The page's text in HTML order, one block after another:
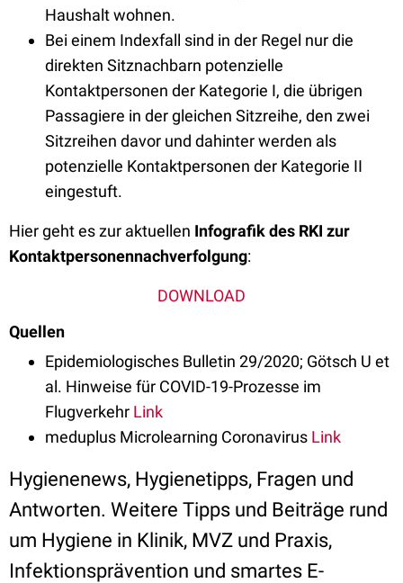
Haushalt wohnen.
Bei einem Indexfall sind in der Regel nur die
direkten Sitznachbarn potenzielle
Kontaktpersonen der Kategorie I, die übrigen
Passagiere in der gleichen Sitzreihe, den zwei
Sitzreihen davor und dahinter werden als
potenzielle Kontaktpersonen der Kategorie II
eingestuft.
Hier geht es zur aktuellen Infografik des RKI zur
Kontaktpersonennachverfolgung:
DOWNLOAD
Quellen
Epidemiologisches Bulletin 29/2020; Götsch U et
al. Hinweise für COVID-19-Prozesse im
Flugverkehr Link
meduplus Microlearning Coronavirus Link
Hygienenews, Hygienetipps, Fragen und
Antworten. Weitere Tipps und Beiträge rund
um Hygiene in Klinik, MVZ und Praxis,
Infektionsprävention und smartes E-